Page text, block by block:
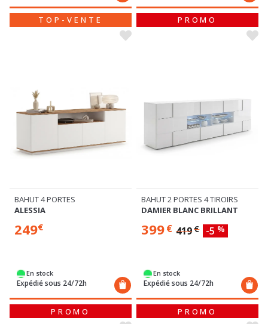
TOP-VENTE
BAHUT 4 PORTES
ALESSIA
249€
En stock
Expédié sous 24/72h
PROMO
BAHUT 2 PORTES 4 TIROIRS
DAMIER BLANC BRILLANT
399€ 419€ -5 %
En stock
Expédié sous 24/72h
PROMO PROMO